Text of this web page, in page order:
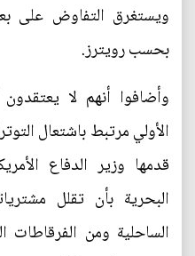
ويستغرق التفاوض على
بحسب رويترز.
وأضافوا أنهم لا
الأولي مرتبط باشتعال
قدمها وزير الدفاع
البحرية بأن تقلل